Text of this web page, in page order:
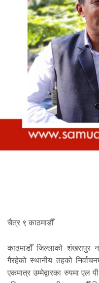
चैत्र ९ काठमाडौँ
काठमाडौँ जिल्लाको शंखरापुर
गैरहेको स्थानीय तहको
एकमात्र उम्मेद्वारका रुपमा एल